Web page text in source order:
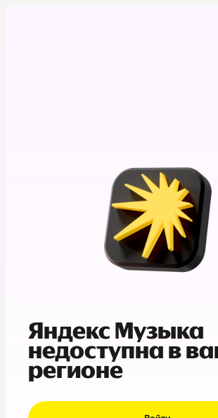
Яндекс Музыка
недоступна в
регионе